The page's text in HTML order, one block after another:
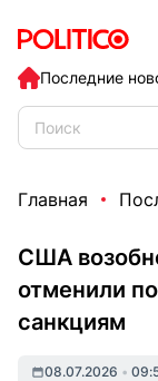
Последние
Главная
США
отменили
санкциям
08.07.2026 •